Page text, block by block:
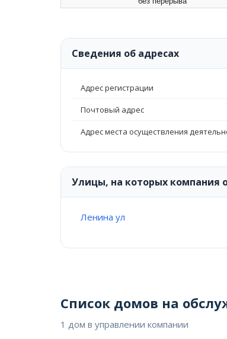
Сведения об адресах
Адрес регистрации
Почтовый адрес
Адрес места осуществления
Улицы, на которых компания
Ленина ул
Список домов на
1 дом в управлении компании